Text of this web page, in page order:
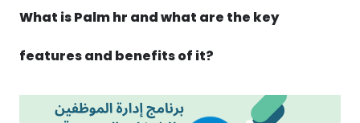
What is Palm hr and what are the key
features and benefits of it?